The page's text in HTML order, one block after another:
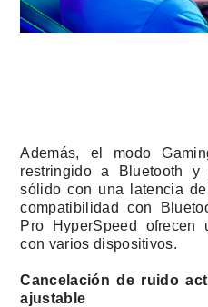
Además, el modo
restringido a Bluetooth y
sólido con una latencia
compatibilidad con
Pro HyperSpeed ofrecen
con varios dispositivos.
Cancelación de ruido
ajustable